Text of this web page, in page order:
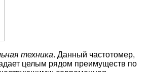
техника. Данный частотомер,
целым рядом преимуществ по